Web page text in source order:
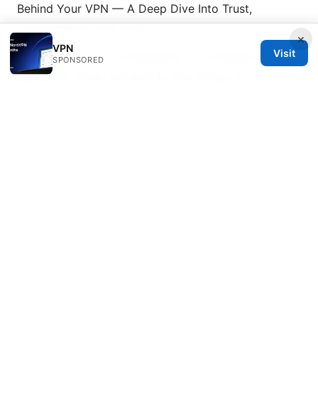
Behind Your VPN — A Deep Dive Into Trust,
Transparency, and Tech
Edgerouter x vpn configuration: a complete guide to
OpenVPN, IPsec, and site-to-site setups on
×
VPN
SPONSORED
Visit